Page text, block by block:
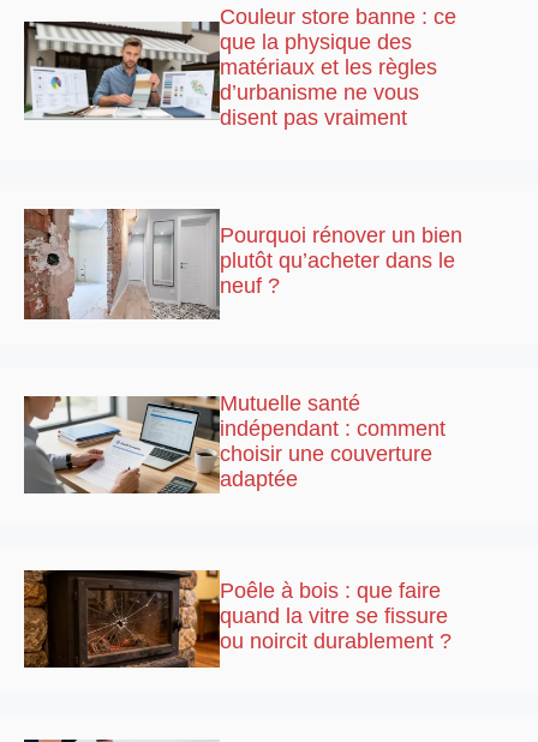
Couleur store banne : ce
que la physique des
matériaux et les règles
d’urbanisme ne vous
disent pas vraiment
Pourquoi rénover un bien
plutôt qu’acheter dans le
neuf ?
Mutuelle santé
indépendant : comment
choisir une couverture
adaptée
Poêle à bois : que faire
quand la vitre se fissure
ou noircit durablement ?